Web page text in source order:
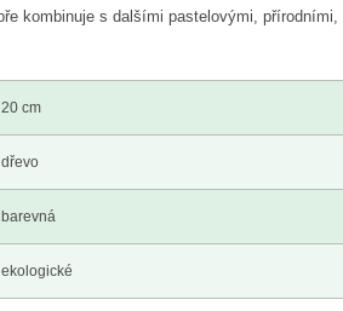
kombinuje s dalšími pastelovými,
20 cm
dřevo
barevná
ekologické